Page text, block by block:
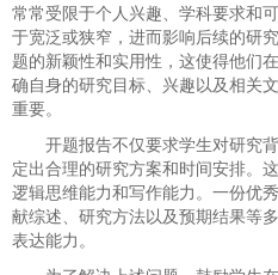
常常受限于个人兴趣、学科要求和
于宽泛或狭窄，进而影响后续的研
题的新颖性和实用性，这使得他们
确自身的研究目标、兴趣以及相关
重要。
开题报告不仅要求学生对研究
定出合理的研究方案和时间安排。
逻辑思维能力和写作能力。一份优
献综述、研究方法以及预期结果等
表达能力。